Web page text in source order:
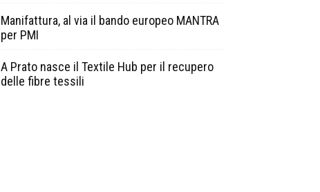
Manifattura, al via il bando europeo MANTRA
per PMI
A Prato nasce il Textile Hub per il recupero
delle fibre tessili